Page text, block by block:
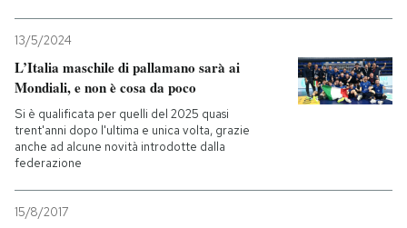
13/5/2024
L’Italia maschile di pallamano sarà ai
Mondiali, e non è cosa da poco
Si è qualificata per quelli del 2025 quasi
trent'anni dopo l'ultima e unica volta, grazie
anche ad alcune novità introdotte dalla
federazione
15/8/2017